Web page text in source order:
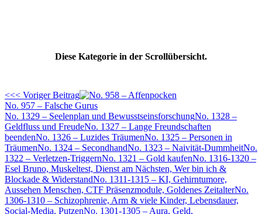
Diese Kategorie in der Scrollübersicht.
<<< Voriger Beitrag
No. 957 – Falsche Gurus
No. 1329 – Seelenplan und BewusstseinsforschungNo. 1328 –
Geldfluss und FreudeNo. 1327 – Lange Freundschaften
beendenNo. 1326 – Luzides TräumenNo. 1325 – Personen in
TräumenNo. 1324 – SecondhandNo. 1323 – Naivität-DummheitNo.
1322 – Verletzen-TriggernNo. 1321 – Gold kaufenNo. 1316-1320 –
Esel Bruno, Muskeltest, Dienst am Nächsten, Wer bin ich &
Blockade & WiderstandNo. 1311-1315 – KI, Gehirntumore,
Aussehen Menschen, CTF Präsenzmodule, Goldenes ZeitalterNo.
1306-1310 – Schizophrenie, Arm & viele Kinder, Lebensdauer,
Social-Media, PutzenNo. 1301-1305 – Aura, Geld,